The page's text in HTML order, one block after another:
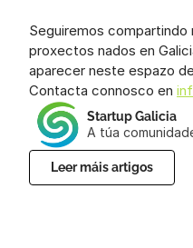
Seguiremos compartindo
proxectos nados en
aparecer neste espazo
Contacta connosco en
Startup Galicia
A túa
Leer máis artigos